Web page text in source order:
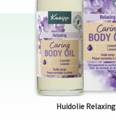
Huidolie Relaxing